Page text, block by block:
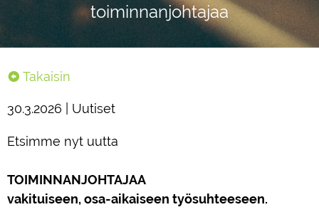
toiminnanjohtajaa
Takaisin
30.3.2026 | Uutiset
Etsimme nyt uutta
TOIMINNANJOHTAJAA
vakituiseen, osa-aikaiseen työsuhteeseen.